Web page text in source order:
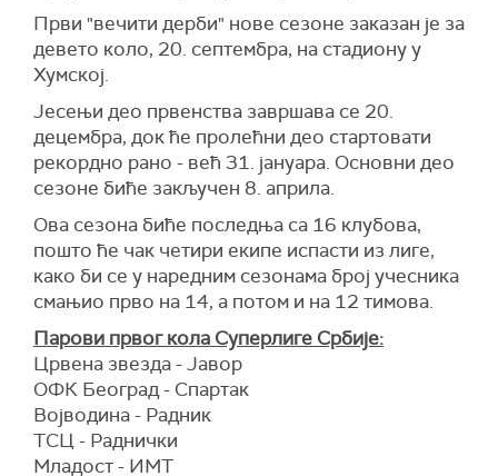
Први "вечити дерби" нове сезоне заказан је за
девето коло, 20. септембра, на стадиону у
Хумској.
Јесењи део првенства завршава се 20.
децембра, док ће пролећни део стартовати
рекордно рано - већ 31. јануара. Основни део
сезоне биће закључен 8. априла.
Ова сезона биће последња са 16 клубова,
пошто ће чак четири екипе испасти из лиге,
како би се у наредним сезонама број учесника
смањио прво на 14, а потом и на 12 тимова.
Парови првог кола Суперлиге Србије:
Црвена звезда - Јавор
ОФК Београд - Спартак
Војводина - Радник
ТСЦ - Раднички
Младост - ИМТ